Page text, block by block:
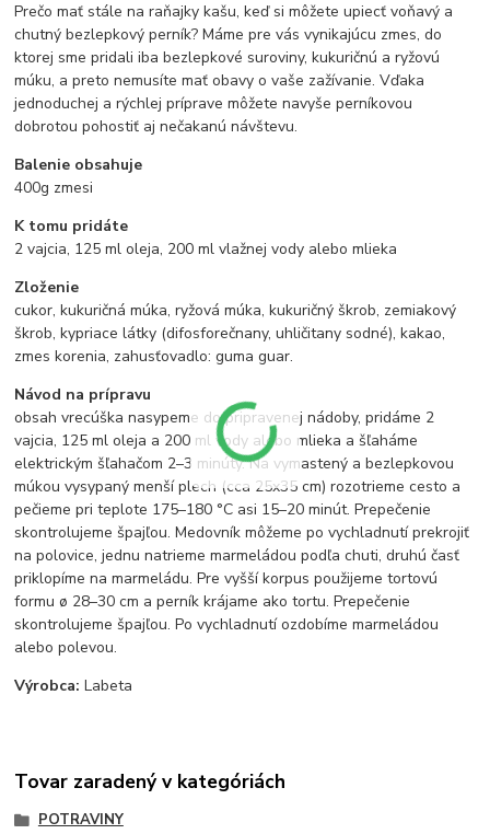
Prečo mať stále na raňajky kašu, keď si môžete upiecť voňavý a
chutný bezlepkový perník? Máme pre vás vynikajúcu zmes, do
ktorej sme pridali iba bezlepkové suroviny, kukuričnú a ryžovú
múku, a preto nemusíte mať obavy o vaše zažívanie. Vďaka
jednoduchej a rýchlej príprave môžete navyše perníkovou
dobrotou pohostiť aj nečakanú návštevu.
Balenie obsahuje
400g zmesi
K tomu pridáte
2 vajcia, 125 ml oleja, 200 ml vlažnej vody alebo mlieka
Zloženie
cukor, kukuričná múka, ryžová múka, kukuričný škrob, zemiakový
škrob, kypriace látky (difosforečnany, uhličitany sodné), kakao,
zmes korenia, zahusťovadlo: guma guar.
Návod na prípravu
obsah vrecúška nasypeme do pripravenej nádoby, pridáme 2
vajcia, 125 ml oleja a 200 ml vody alebo mlieka a šľaháme
elektrickým šľahačom 2–3 minúty. Na vymastený a bezlepkovou
múkou vysypaný menší plech (cca 25x35 cm) rozotrieme cesto a
pečieme pri teplote 175–180 °C asi 15–20 minút. Prepečenie
skontrolujeme špajľou. Medovník môžeme po vychladnutí prekrojiť
na polovice, jednu natrieme marmeládou podľa chuti, druhú časť
priklopíme na marmeládu. Pre vyšší korpus použijeme tortovú
formu ø 28–30 cm a perník krájame ako tortu. Prepečenie
skontrolujeme špajľou. Po vychladnutí ozdobíme marmeládou
alebo polevou.
Výrobca:Labeta
Tovar zaradený v kategóriách
POTRAVINY